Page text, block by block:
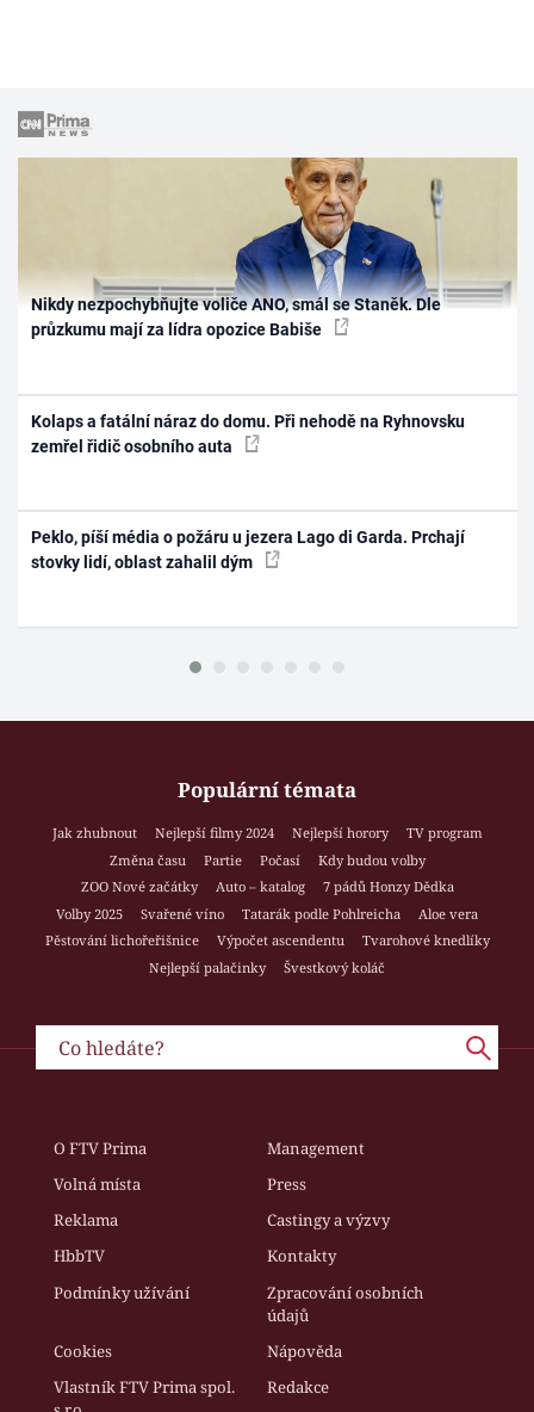
Nikdy nezpochybňujte voliče ANO, smál se Staněk. Dle
průzkumu mají za lídra opozice Babiše
Kolaps a fatální náraz do domu. Při nehodě na Ryhnovsku
zemřel řidič osobního auta
Peklo, píší média o požáru u jezera Lago di Garda. Prchají
stovky lidí, oblast zahalil dým
Populární témata
Jak zhubnout Nejlepší filmy 2024 Nejlepší horory
TV program
Změna času
Partie Počasí
Kdy budou volby
ZOO Nové začátky
Auto – katalog
7 pádů Honzy Dědka
Volby 2025
Svařené víno Tatarák podle Pohlreicha
Aloe vera
Pěstování lichořeřišnice
Výpočet ascendentu
Tvarohové knedlíky
Nejlepší palačinky
Švestkový koláč
O FTV Prima
Management
Volná místa
Press
Reklama
Castingy a výzvy
HbbTV
Kontakty
Podmínky užívání
Zpracování osobních
údajů
Cookies
Nápověda
Vlastník FTV Prima spol.
Redakce